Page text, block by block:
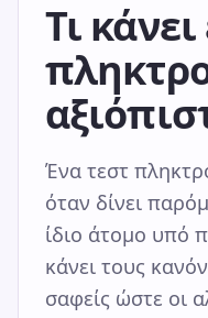
Τι
Ένα τεστ
όταν δίνει
ίδιο άτομο υπό
κάνει τους
σαφείς ώστε οι